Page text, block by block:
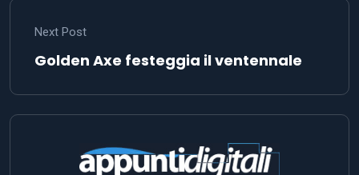
Next Post
Golden Axe festeggia il ventennale